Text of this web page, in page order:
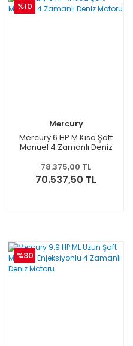
%10
Mercury
Mercury 6 HP M Kısa Şaft
Manuel 4 Zamanlı Deniz
78.375,00 TL
70.537,50 TL
%30